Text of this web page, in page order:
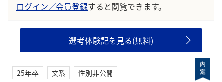
ログイン／会員登録すると閲覧できます。
選考体験記を見る(無料)
25年卒 文系
性別非公開